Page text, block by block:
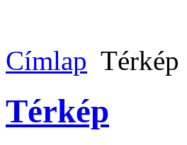
Címlap Térkép
Térkép